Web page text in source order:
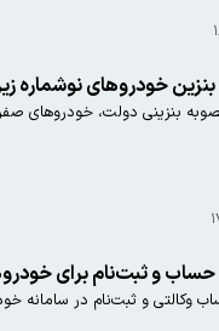
نوشماره زیر ۱ میلیارد منتفی
بنزینی دولت، خودروهای
و ثبت‌نام برای
وکالتی و ثبت‌نام در سامانه